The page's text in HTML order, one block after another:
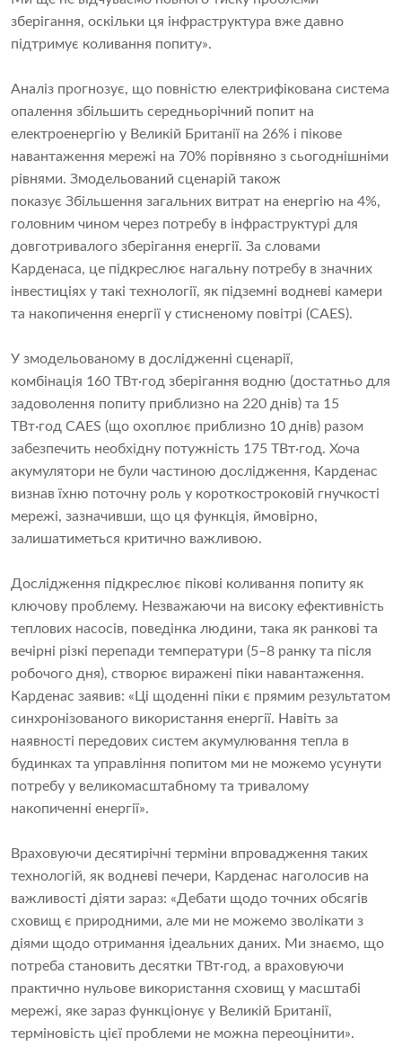
зберігання, оскільки ця інфраструктура вже давно
підтримує коливання попиту».
Аналіз прогнозує, що повністю електрифікована система
опалення збільшить середньорічний попит на
електроенергію у Великій Британії на 26% і пікове
навантаження мережі на 70% порівняно з сьогоднішніми
рівнями. Змодельований сценарій також
показує Збільшення загальних витрат на енергію на 4%,
головним чином через потребу в інфраструктурі для
довготривалого зберігання енергії. За словами
Карденаса, це підкреслює нагальну потребу в значних
інвестиціях у такі технології, як підземні водневі камери
та накопичення енергії у стисненому повітрі (CAES).
У змодельованому в дослідженні сценарії,
комбінація 160 ТВт·год зберігання водню (достатньо для
задоволення попиту приблизно на 220 днів) та 15
ТВт·год CAES (що охоплює приблизно 10 днів) разом
забезпечить необхідну потужність 175 ТВт·год. Хоча
акумулятори не були частиною дослідження, Карденас
визнав їхню поточну роль у короткостроковій гнучкості
мережі, зазначивши, що ця функція, ймовірно,
залишатиметься критично важливою.
Дослідження підкреслює пікові коливання попиту як
ключову проблему. Незважаючи на високу ефективність
теплових насосів, поведінка людини, така як ранкові та
вечірні різкі перепади температури (5–8 ранку та після
робочого дня), створює виражені піки навантаження.
Карденас заявив: «Ці щоденні піки є прямим результатом
синхронізованого використання енергії. Навіть за
наявності передових систем акумулювання тепла в
будинках та управління попитом ми не можемо усунути
потребу у великомасштабному та тривалому
накопиченні енергії».
Враховуючи десятирічні терміни впровадження таких
технологій, як водневі печери, Карденас наголосив на
важливості діяти зараз: «Дебати щодо точних обсягів
сховищ є природними, але ми не можемо зволікати з
діями щодо отримання ідеальних даних. Ми знаємо, що
потреба становить десятки ТВт·год, а враховуючи
практично нульове використання сховищ у масштабі
мережі, яке зараз функціонує у Великій Британії,
терміновість цієї проблеми не можна переоцінити».